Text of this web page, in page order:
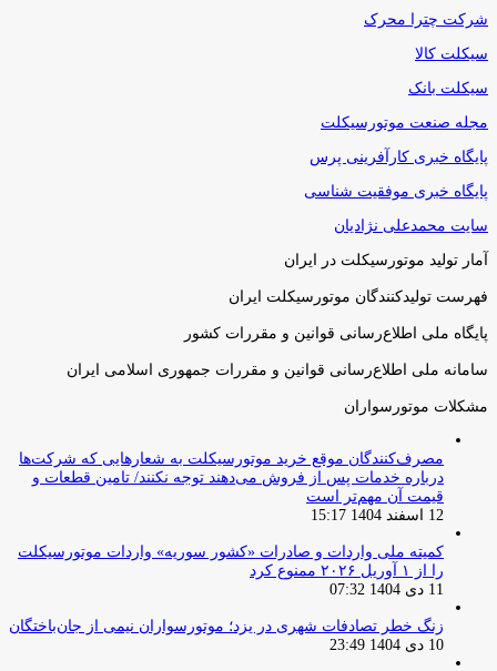
شرکت چترا محرک
سیکلت کالا
سیکلت بانک
مجله صنعت موتورسیکلت
پایگاه خبری کارآفرینی پرس
پایگاه خبری موفقیت شناسی
سایت محمدعلی نژادیان
آمار تولید موتورسیکلت در ایران
فهرست تولیدکنندگان موتورسیکلت ایران
پایگاه ملی اطلاع‌رسانی قوانین و مقررات کشور
سامانه ملی اطلاع‌رسانی قوانین و مقررات جمهوری اسلامی ایران
مشکلات موتورسواران
مصرف‌کنندگان موقع خرید موتورسیکلت به شعارهایی که شرکت‌ها
درباره خدمات پس از فروش می‌دهند توجه نکنند/ تامین قطعات و
قیمت آن مهم‌تر است
12 اسفند 1404 15:17
کمیته ملی واردات و صادرات «کشور سوریه» واردات موتورسیکلت
را از ۱ آوریل ۲۰۲۶ ممنوع کرد
11 دی 1404 07:32
زنگ خطر تصادفات شهری در یزد؛ موتورسواران نیمی از جان‌باختگان
10 دی 1404 23:49